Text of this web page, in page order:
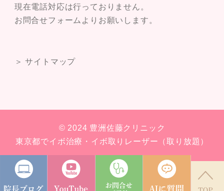
現在電話対応は行っておりません。
お問合せフォームよりお願いします。
＞ サイトマップ
© 2024 豊洲佐藤クリニック
東京都でイボ治療・イボ取りレーザー（取り放題）